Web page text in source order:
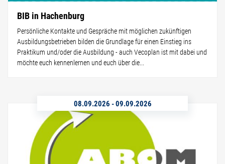
BIB in Hachenburg
Persönliche Kontakte und Gespräche mit möglichen zukünftigen
Ausbildungsbetrieben bilden die Grundlage für einen Einstieg ins
Praktikum und/oder die Ausbildung - auch Vecoplan ist mit dabei und
möchte euch kennenlernen und euch über die...
08.09.2026 -09.09.2026